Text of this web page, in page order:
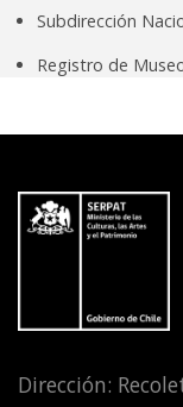
Subdirección
Registro de
Dirección: